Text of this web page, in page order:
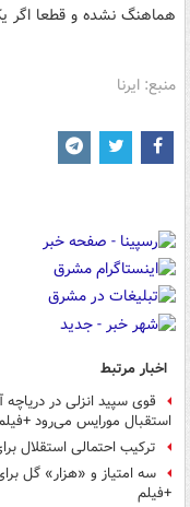
هماهنگ نشده و قطعا اگر
منبع: ایرنا
اخبار مرتبط
قوی سپید انزلی در
استقبال مورایس می‌رود
ترکیب احتمالی استقلال
سه امتیاز و «هزار» گل
+فیلم